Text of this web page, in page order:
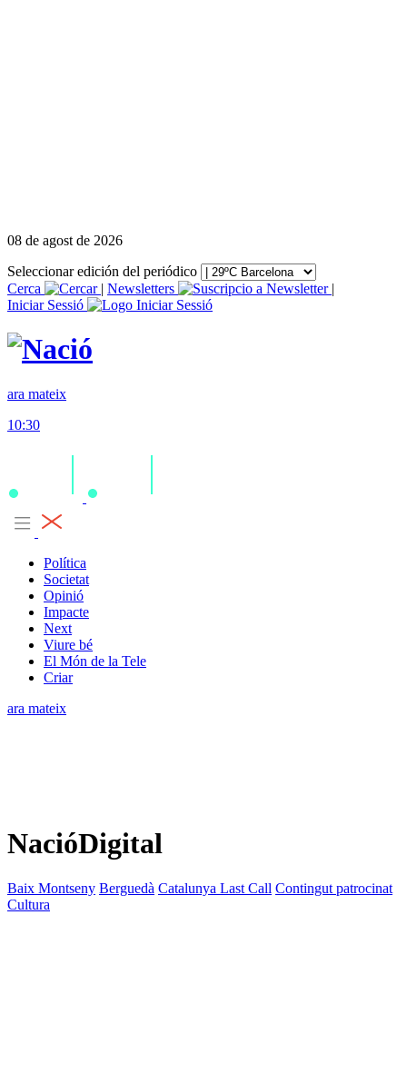
08 de agost de 2026
Seleccionar edición del periódico
Cerca
| Newsletters
|
Iniciar Sessió
ara mateix
10:30
Política
Societat
Opinió
Impacte
Next
Viure bé
El Món de la Tele
Criar
ara mateix
NacióDigital
Baix Montseny Berguedà Catalunya Last Call Contingut patrocinat
Cultura